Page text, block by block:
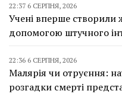
22:37 6 СЕРПНЯ, 2026
Учені вперше створили
допомогою штучного
22:36 6 СЕРПНЯ, 2026
Малярія чи отруєння:
розгадки смерті